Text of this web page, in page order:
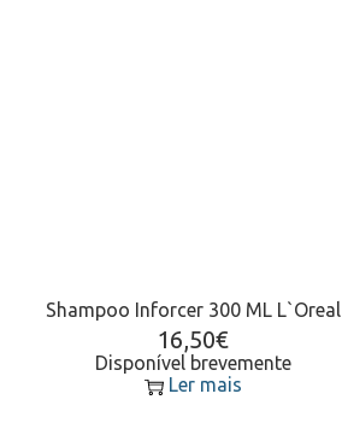
Shampoo Inforcer 300 ML L`Oreal
16,50€
Disponível brevemente
Ler mais